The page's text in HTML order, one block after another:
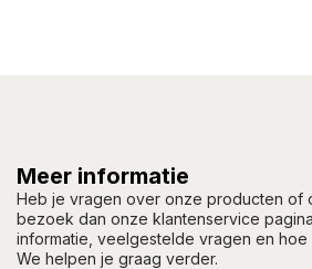
Meer informatie
Heb je vragen over onze producten of
bezoek dan onze klantenservice
informatie, veelgestelde vragen en
We helpen je graag verder.